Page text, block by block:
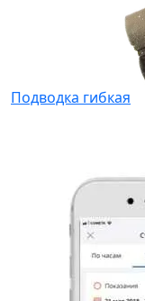
Подводка гибкая